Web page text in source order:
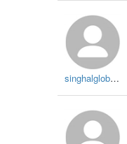
singhalglobal003